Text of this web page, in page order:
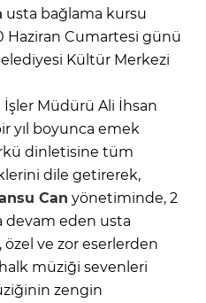
usta bağlama kursu
Haziran Cumartesi günü
Kültür Merkezi
Müdürü Ali İhsan
yıl boyunca emek
dinletisine tüm
dile getirerek,
Can yönetiminde, 2
devam eden usta
özel ve zor eserlerden
müziği sevenleri
zengin